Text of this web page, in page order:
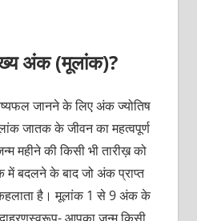
अंक (मूलांक)?
जानने के लिए अंक ज्योतिष
जातक के जीवन का महत्वपूर्ण
महीने की किसी भी तारीख़ को
बदलने के बाद जो अंक प्राप्त
है। मूलांक 1 से 9 अंक के